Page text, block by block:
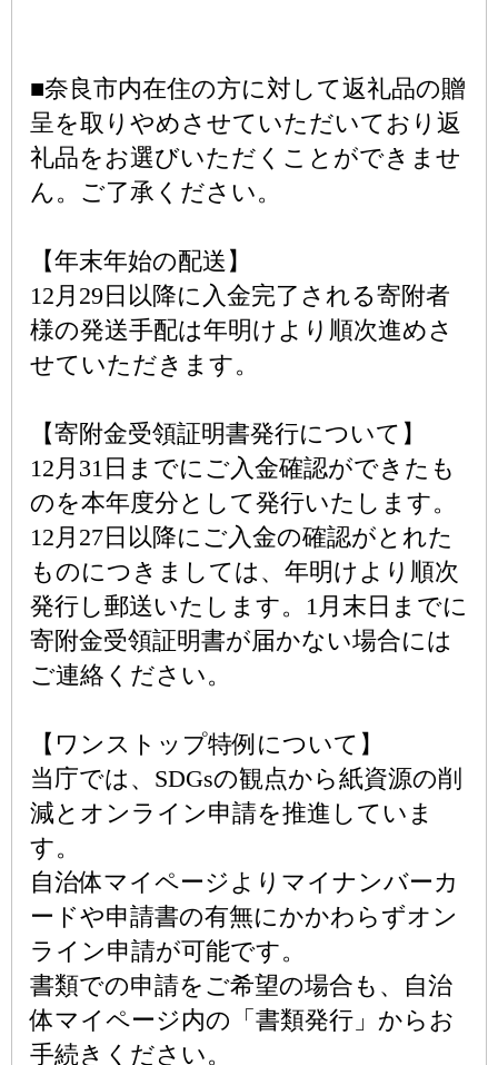
■奈良市内在住の方に対して返礼品の贈
呈を取りやめさせていただいており返
礼品をお選びいただくことができませ
ん。ご了承ください。
【年末年始の配送】
12月29日以降に入金完了される寄附者
様の発送手配は年明けより順次進めさ
せていただきます。
【寄附金受領証明書発行について】
12月31日までにご入金確認ができたも
のを本年度分として発行いたします。
12月27日以降にご入金の確認がとれた
ものにつきましては、年明けより順次
発行し郵送いたします。1月末日までに
寄附金受領証明書が届かない場合には
ご連絡ください。
【ワンストップ特例について】
当庁では、SDGsの観点から紙資源の削
減とオンライン申請を推進していま
す。
自治体マイページよりマイナンバーカ
ードや申請書の有無にかかわらずオン
ライン申請が可能です。
書類での申請をご希望の場合も、自治
体マイページ内の「書類発行」からお
手続きください。